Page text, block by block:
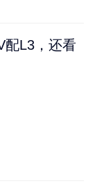
配L3，还看